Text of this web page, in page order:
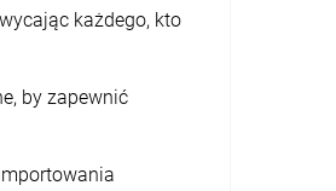
każdego, kto
by zapewnić